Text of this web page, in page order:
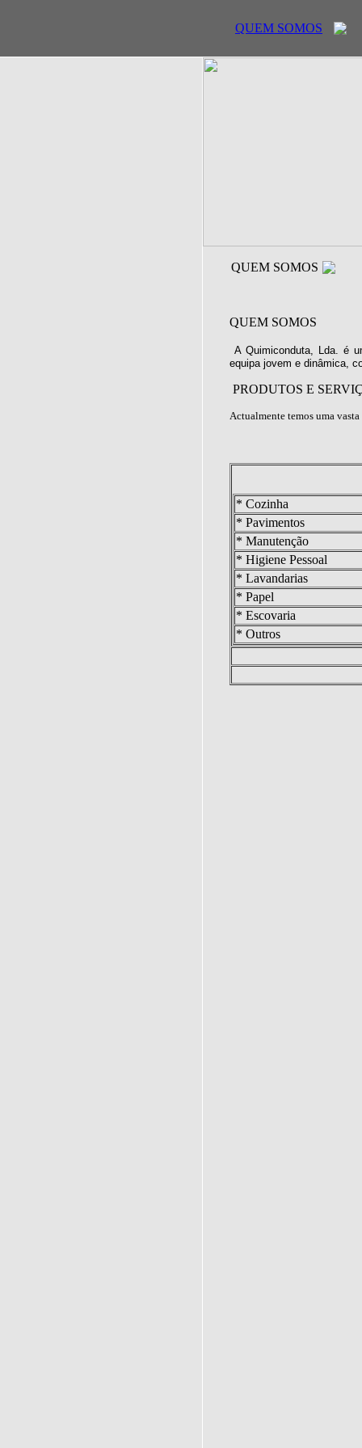
QUEM SOMOS
QUEM SOMOS
QUEM SOMOS
A Quimiconduta, Lda. é
equipa jovem e dinâmica,
PRODUTOS E
Actualmente temos uma
* Cozinha
* Pavimentos
* Manutenção
* Higiene Pessoal
* Lavandarias
* Papel
* Escovaria
* Outros